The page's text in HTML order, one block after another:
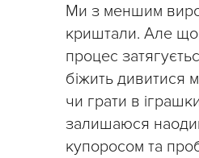
Ми з меншим
криштали. Але
процес
біжить дивитися
чи грати в
залишаюся
купоросом та